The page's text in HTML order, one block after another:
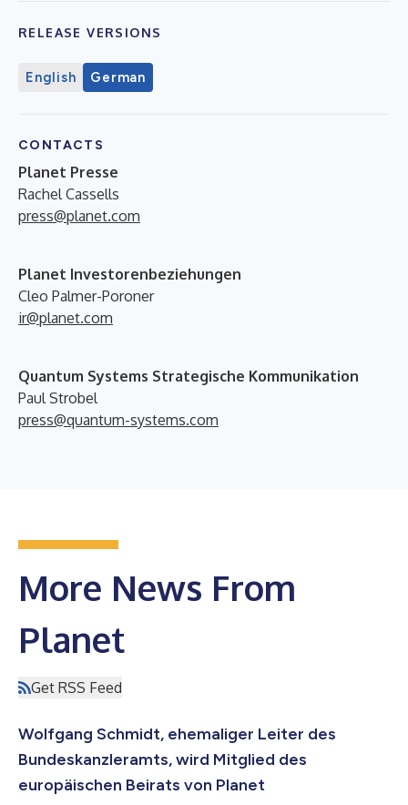
RELEASE VERSIONS
English German
CONTACTS
Planet Presse
Rachel Cassells
press@planet.com
Planet Investorenbeziehungen
Cleo Palmer-Poroner
ir@planet.com
Quantum Systems Strategische Kommunikation
Paul Strobel
press@quantum-systems.com
More News From
Planet
Get RSS Feed
Wolfgang Schmidt, ehemaliger Leiter des
Bundeskanzleramts, wird Mitglied des
europäischen Beirats von Planet